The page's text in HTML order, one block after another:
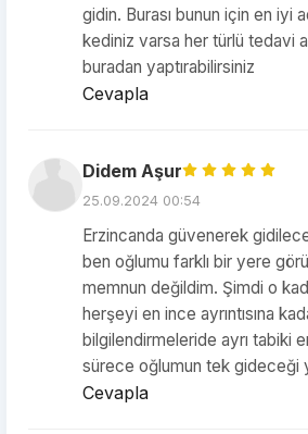
gidin. Burası bunun için en iyi
kediniz varsa her türlü tedavi
buradan yaptırabilirsiniz
Cevapla
Didem Aşur
25.09.2024 00:54
Erzincanda güvenerek
ben oğlumu farklı bir yere
memnun değildim. Şimdi o
herşeyi en ince ayrıntısına
bilgilendirmeleride ayrı tabiki
sürece oğlumun tek gideceği
Cevapla